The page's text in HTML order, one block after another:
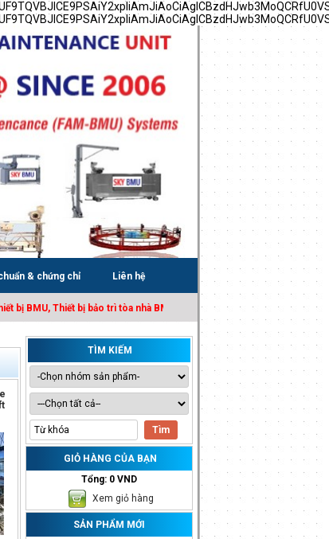
& chứng chỉ Liên hệ
bị BMU, Thiết bị bảo trì tòa nhà BMU, Sàn treo gondola, Cho thuê sàn
TÌM KIẾM
GIỎ HÀNG CỦA BẠN
Tổng: 0 VND
Xem giỏ hàng
SẢN PHẨM MỚI